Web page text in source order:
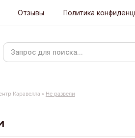
Отзывы Политика
Каравелла » Не развели